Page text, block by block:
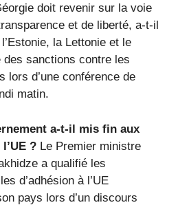
doit revenir sur la voie
et de liberté, a-t-il
la Lettonie et le
des sanctions contre les
lors d’une conférence de
matin.
a-t-il mis fin aux
? Le Premier ministre
a qualifié les
d’adhésion à l’UE
pays lors d’un discours